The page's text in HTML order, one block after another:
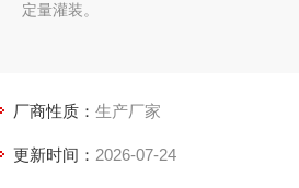
定量灌装。
厂商性质： 生产厂家
更新时间： 2026-07-24